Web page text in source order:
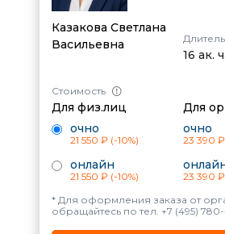
Казакова Светлана
Васильевна
16 ак. ч.
Стоимость
Для физ.лиц
очно
21 550 ₽ (-10%)
онлайн
21 550 ₽ (-10%)
Для
очно
23 390 ₽
23 390 ₽
* Для оформления заказа от
обращайтесь по тел. +7 (495)